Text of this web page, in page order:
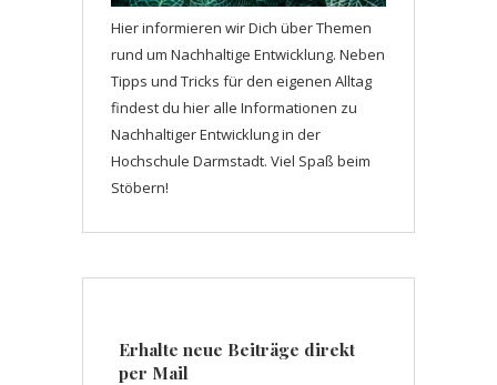
Hier informieren wir Dich über Themen
rund um Nachhaltige Entwicklung. Neben
Tipps und Tricks für den eigenen Alltag
findest du hier alle Informationen zu
Nachhaltiger Entwicklung in der
Hochschule Darmstadt. Viel Spaß beim
Stöbern!
Erhalte neue Beiträge direkt
per Mail